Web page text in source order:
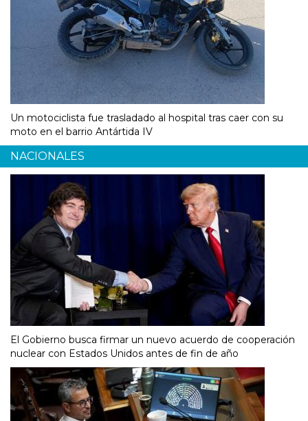
Un motociclista fue trasladado al hospital tras caer con su
moto en el barrio Antártida IV
NACIONALES
El Gobierno busca firmar un nuevo acuerdo de cooperación
nuclear con Estados Unidos antes de fin de año